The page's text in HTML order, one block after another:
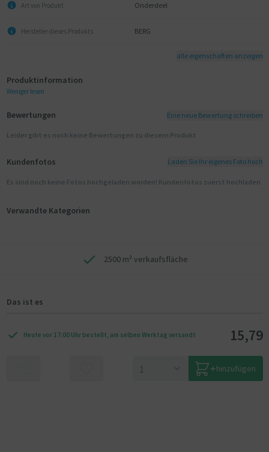
Art von Produkt Onderdeel
Hersteller dieses Produkts BERG
alle eigenschaften anzeigen
Produktinformation
Weniger lesen
Bewertungen Eine neue Bewertung schreiben
Leider gibt es noch keine Bewertungen zu diesem Produkt
Kundenfotos Laden Sie Ihr eigenes Foto hoch
Es sind noch keine Fotos hochgeladen worden! Kundenfotos zuerst hochladen
Verwandte Kategorien
2500 m² verkaufsfläche
Das ist es
Heute vor 17:00 Uhr bestellt, am selben Werktag versandt 15,79
hinzufügen